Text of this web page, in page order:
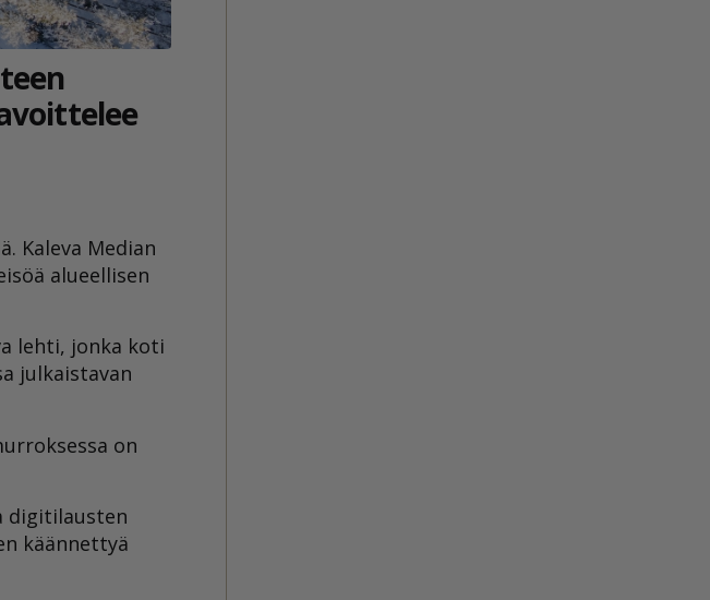
Kaleva Median
alueellisen
lehti, jonka koti
julkaistavan
on
digitilausten
käännettyä